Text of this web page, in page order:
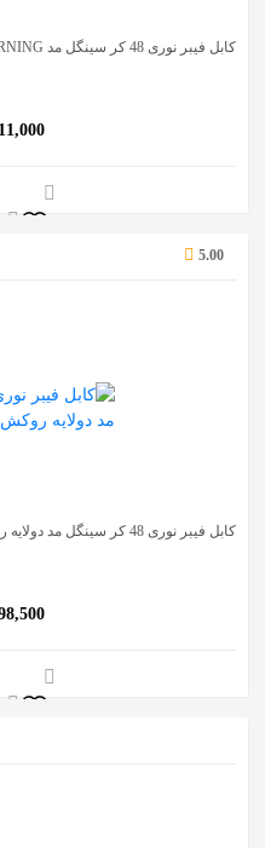
کابل فیبر نوری 48 کر سینگل مد CORNING
5.00
کابل فیبر نوری 48 کر سینگل مد دولایه روکش